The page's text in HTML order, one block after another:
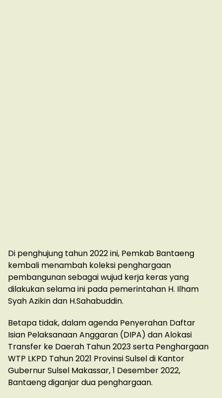
Di penghujung tahun 2022 ini, Pemkab Bantaeng
kembali menambah koleksi penghargaan
pembangunan sebagai wujud kerja keras yang
dilakukan selama ini pada pemerintahan H. Ilham
Syah Azikin dan H.Sahabuddin.
Betapa tidak, dalam agenda Penyerahan Daftar
Isian Pelaksanaan Anggaran (DIPA) dan Alokasi
Transfer ke Daerah Tahun 2023 serta Penghargaan
WTP LKPD Tahun 2021 Provinsi Sulsel di Kantor
Gubernur Sulsel Makassar, 1 Desember 2022,
Bantaeng diganjar dua penghargaan.